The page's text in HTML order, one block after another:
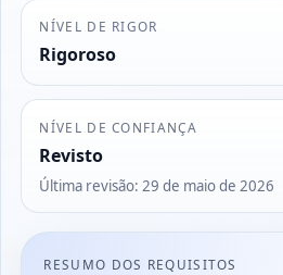
NÍVEL DE RIGOR
Rigoroso
NÍVEL DE CONFIANÇA
Revisto
Última revisão:29 de maio de 2026
RESUMO DOS REQUISITOS